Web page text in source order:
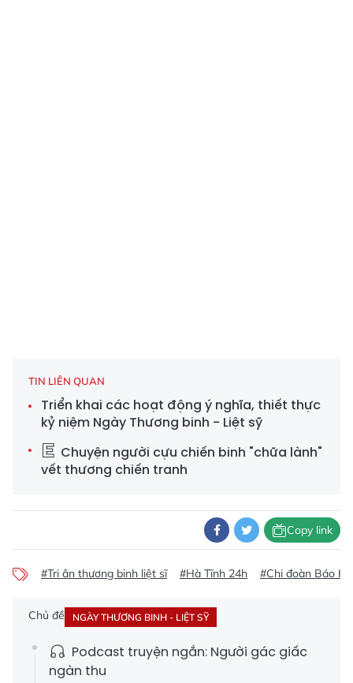
TIN LIÊN QUAN
Triển khai các hoạt động ý nghĩa, thiết thực
kỷ niệm Ngày Thương binh - Liệt sỹ
Chuyện người cựu chiến binh "chữa lành"
vết thương chiến tranh
Copy link
#Tri ân thương binh liệt sĩ #Hà Tĩnh 24h #Chi đoàn Báo
Chủ đề NGÀY THƯƠNG BINH - LIỆT SỸ
Podcast truyện ngắn: Người gác giấc
ngàn thu